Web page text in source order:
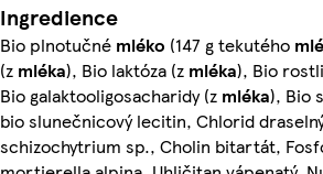
Ingredience
Bio plnotučné mléko (147 g tekutého
(z mléka), Bio laktóza (z mléka), Bio
Bio galaktooligosacharidy (z mléka), Bio
bio slunečnicový lecitin, Chlorid
schizochytrium sp., Cholin bitartát,